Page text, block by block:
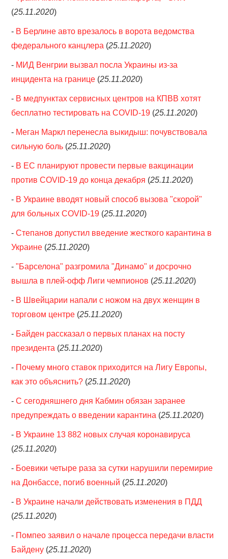
(25.11.2020)
- В Берлине авто врезалось в ворота ведомства
федерального канцлера (25.11.2020)
- МИД Венгрии вызвал посла Украины из-за
инцидента на границе (25.11.2020)
- В медпунктах сервисных центров на КПВВ хотят
бесплатно тестировать на COVID-19 (25.11.2020)
- Меган Маркл перенесла выкидыш: почувствовала
сильную боль (25.11.2020)
- В ЕС планируют провести первые вакцинации
против COVID-19 до конца декабря (25.11.2020)
- В Украине вводят новый способ вызова "скорой"
для больных COVID-19 (25.11.2020)
-Степанов допустил введение жесткого карантина в
Украине (25.11.2020)
-"Барселона" разгромила "Динамо" и досрочно
вышла в плей-офф Лиги чемпионов (25.11.2020)
- В Швейцарии напали с ножом на двух женщин в
торговом центре (25.11.2020)
- Байден рассказал о первых планах на посту
президента (25.11.2020)
- Почему много ставок приходится на Лигу Европы,
как это объяснить? (25.11.2020)
-С сегодняшнего дня Кабмин обязан заранее
предупреждать о введении карантина (25.11.2020)
- В Украине 13 882 новых случая коронавируса
(25.11.2020)
- Боевики четыре раза за сутки нарушили перемирие
на Донбассе, погиб военный (25.11.2020)
- В Украине начали действовать изменения в ПДД
(25.11.2020)
- Помпео заявил о начале процесса передачи власти
Байдену (25.11.2020)